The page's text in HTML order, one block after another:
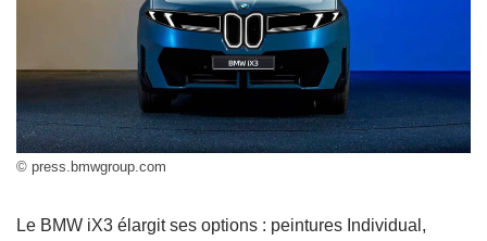
© press.bmwgroup.com
Le BMW iX3 élargit ses options : peintures Individual,